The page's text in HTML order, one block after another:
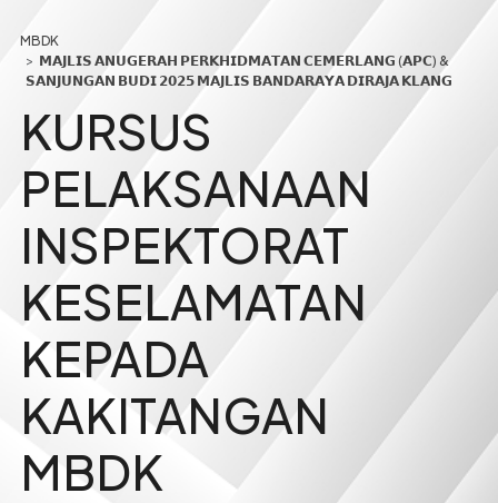
Breadcrumb
𝗠𝗔𝗝𝗟𝗜𝗦 𝗔𝗡𝗨𝗚𝗘𝗥𝗔𝗛 𝗣𝗘𝗥𝗞𝗛𝗜𝗗𝗠𝗔𝗧𝗔𝗡 𝗖𝗘𝗠𝗘𝗥𝗟𝗔𝗡𝗚 (𝗔𝗣𝗖) &
𝗦𝗔𝗡𝗝𝗨𝗡𝗚𝗔𝗡 𝗕𝗨𝗗𝗜 𝟮𝟬𝟮𝟱 𝗠𝗔𝗝𝗟𝗜𝗦 𝗕𝗔𝗡𝗗𝗔𝗥𝗔𝗬𝗔 𝗗𝗜𝗥𝗔𝗝𝗔 𝗞𝗟𝗔𝗡𝗚
KURSUS
PELAKSANAAN
INSPEKTORAT
KESELAMATAN
KEPADA
KAKITANGAN
MBDK